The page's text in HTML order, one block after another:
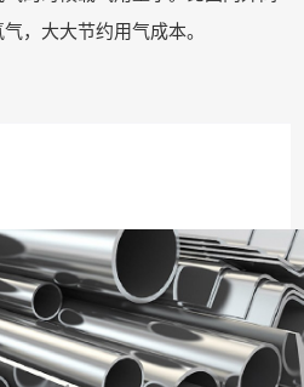
，大大节约用气成本。